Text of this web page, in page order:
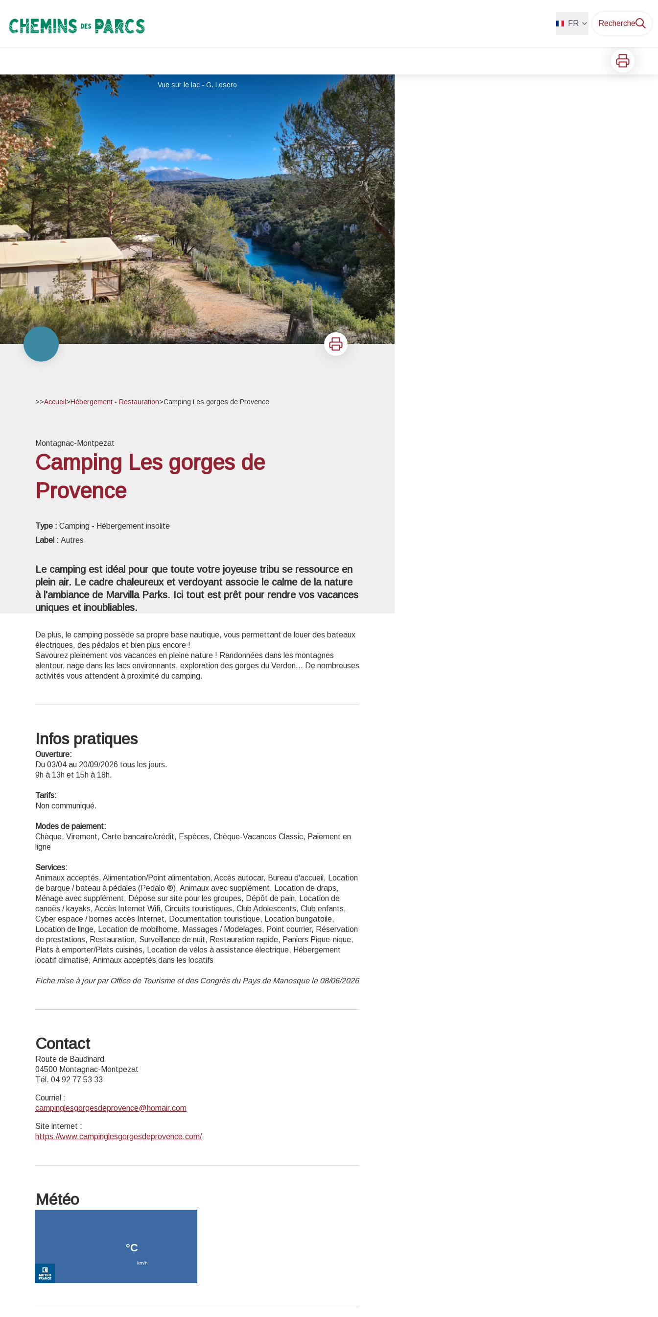
Chemins des Parcs FR Recherche
Imprimer
Vue sur le lac - G. Losero
Imprimer
>>Accueil >Hébergement - Restauration>Camping Les gorges de Provence
Montagnac-Montpezat
Camping Les gorges de
Provence
Type : Camping - Hébergement insolite
Label : Autres
Le camping est idéal pour que toute votre joyeuse tribu se ressource en
plein air. Le cadre chaleureux et verdoyant associe le calme de la nature
à l'ambiance de Marvilla Parks. Ici tout est prêt pour rendre vos vacances
uniques et inoubliables.
De plus, le camping possède sa propre base nautique, vous permettant de louer des bateaux
électriques, des pédalos et bien plus encore !
Savourez pleinement vos vacances en pleine nature ! Randonnées dans les montagnes
alentour, nage dans les lacs environnants, exploration des gorges du Verdon… De nombreuses
activités vous attendent à proximité du camping.
Infos pratiques
Ouverture:
Du 03/04 au 20/09/2026 tous les jours.
9h à 13h et 15h à 18h.
Tarifs:
Non communiqué.
Modes de paiement:
Chèque, Virement, Carte bancaire/crédit, Espèces, Chèque-Vacances Classic, Paiement en
ligne
Services:
Animaux acceptés, Alimentation/Point alimentation, Accès autocar, Bureau d'accueil, Location
de barque / bateau à pédales (Pedalo ®), Animaux avec supplément, Location de draps,
Ménage avec supplément, Dépose sur site pour les groupes, Dépôt de pain, Location de
canoës / kayaks, Accès Internet Wifi, Circuits touristiques, Club Adolescents, Club enfants,
Cyber espace / bornes accès Internet, Documentation touristique, Location bungatoile,
Location de linge, Location de mobilhome, Massages / Modelages, Point courrier, Réservation
de prestations, Restauration, Surveillance de nuit, Restauration rapide, Paniers Pique-nique,
Plats à emporter/Plats cuisinés, Location de vélos à assistance électrique, Hébergement
locatif climatisé, Animaux acceptés dans les locatifs
Fiche mise à jour par Office de Tourisme et des Congrès du Pays de Manosque le 08/06/2026
Contact
Route de Baudinard
04500 Montagnac-Montpezat
Tél. 04 92 77 53 33
Courriel :
campinglesgorgesdeprovence@homair.com
Site internet :
https://www.campinglesgorgesdeprovence.com/
Météo